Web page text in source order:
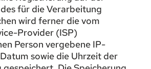
für die Verarbeitung
wird ferner die vom
Provider (ISP)
Person vergebene IP-
sowie die Uhrzeit der